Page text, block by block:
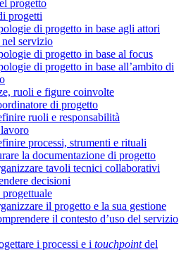
progetto
progetti
di progetto in base agli attori
servizio
di progetto in base al focus
di progetto in base all’ambito di
ruoli e figure coinvolte
di progetto
ruoli e responsabilità
processi, strumenti e rituali
la documentazione di progetto
tavoli tecnici collaborativi
decisioni
il progetto e la sua gestione
il contesto d’uso del servizio
i processi e i touchpointdel